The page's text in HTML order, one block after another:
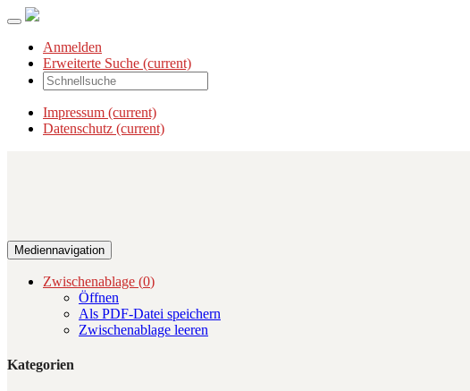
Anmelden
Erweiterte Suche (current)
Impressum (current)
Datenschutz (current)
Mediennavigation
Zwischenablage (0)
Öffnen
Als PDF-Datei speichern
Zwischenablage leeren
Kategorien